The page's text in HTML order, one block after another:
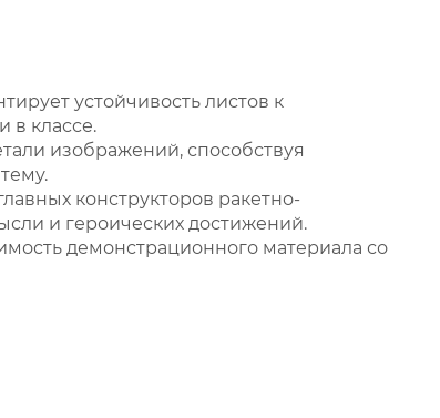
устойчивость листов к
в классе.
изображений, способствуя
конструкторов ракетно-
и героических достижений.
демонстрационного материала со